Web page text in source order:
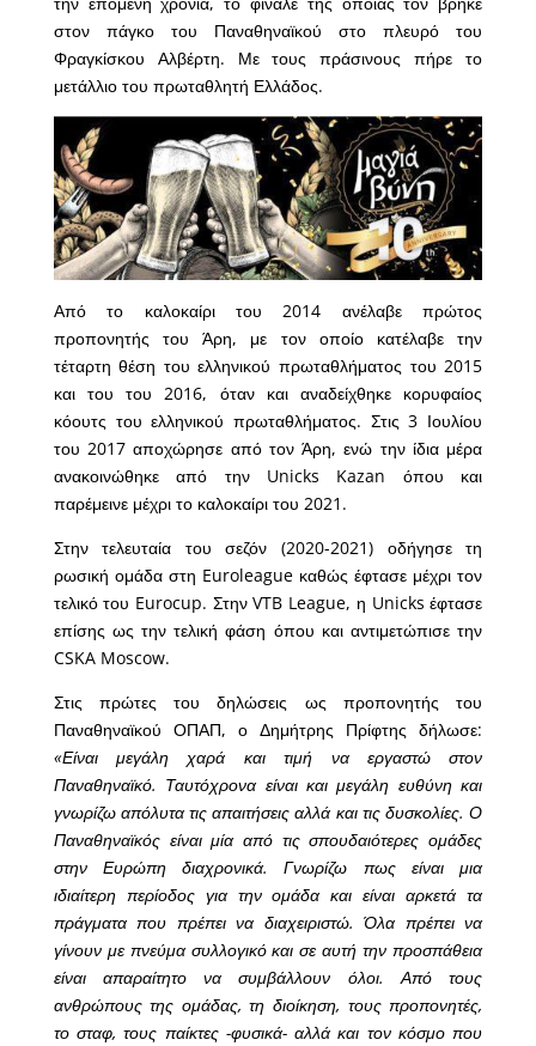
στον πάγκο του Παναθηναϊκού στο πλευρό του
Φραγκίσκου Αλβέρτη. Με τους πράσινους πήρε το
μετάλλιο του πρωταθλητή Ελλάδος.
Από το καλοκαίρι του 2014 ανέλαβε πρώτος
προπονητής του Άρη, με τον οποίο κατέλαβε την
τέταρτη θέση του ελληνικού πρωταθλήματος του 2015
και του του 2016, όταν και αναδείχθηκε κορυφαίος
κόουτς του ελληνικού πρωταθλήματος. Στις 3 Ιουλίου
του 2017 αποχώρησε από τον Άρη, ενώ την ίδια μέρα
ανακοινώθηκε από την Unicks Kazan όπου και
παρέμεινε μέχρι το καλοκαίρι του 2021.
Στην τελευταία του σεζόν (2020-2021) οδήγησε τη
ρωσική ομάδα στη Euroleague καθώς έφτασε μέχρι τον
τελικό του Eurocup. Στην VTB League, η Unicks έφτασε
επίσης ως την τελική φάση όπου και αντιμετώπισε την
CSKA Moscow.
Στις πρώτες του δηλώσεις ως προπονητής του
Παναθηναϊκού ΟΠΑΠ, ο Δημήτρης Πρίφτης δήλωσε:
«Είναι μεγάλη χαρά και τιμή να εργαστώ στον
Παναθηναϊκό. Ταυτόχρονα είναι και μεγάλη ευθύνη και
γνωρίζω απόλυτα τις απαιτήσεις αλλά και τις δυσκολίες. Ο
Παναθηναϊκός είναι μία από τις σπουδαιότερες ομάδες
στην Ευρώπη διαχρονικά. Γνωρίζω πως είναι μια
ιδιαίτερη περίοδος για την ομάδα και είναι αρκετά τα
πράγματα που πρέπει να διαχειριστώ. Όλα πρέπει να
γίνουν με πνεύμα συλλογικό και σε αυτή την προσπάθεια
είναι απαραίτητο να συμβάλλουν όλοι. Από τους
ανθρώπους της ομάδας, τη διοίκηση, τους προπονητές,
το σταφ, τους παίκτες -φυσικά- αλλά και τον κόσμο που